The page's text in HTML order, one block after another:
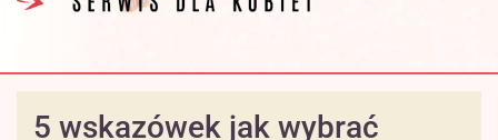
5 wskazówek jak wybrać